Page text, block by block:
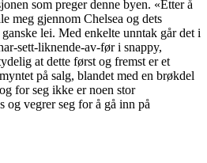
som preger denne byen. «Etter å
meg gjennom Chelsea og dets
lei. Med enkelte unntak går det i
sett-liknende-av-før i snappy,
at dette først og fremst er et
på salg, blandet med en brøkdel
for seg ikke er noen stor
og vegrer seg for å gå inn på